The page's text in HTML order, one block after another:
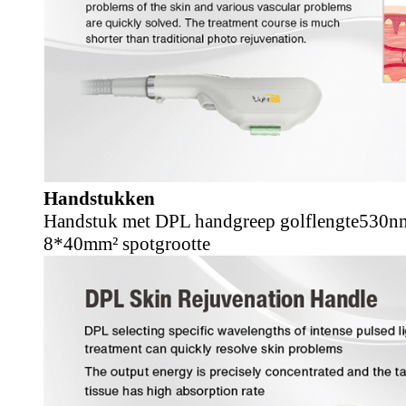
Handstukken
Handstuk met DPL handgreep golflengte
8*40mm² spotgrootte